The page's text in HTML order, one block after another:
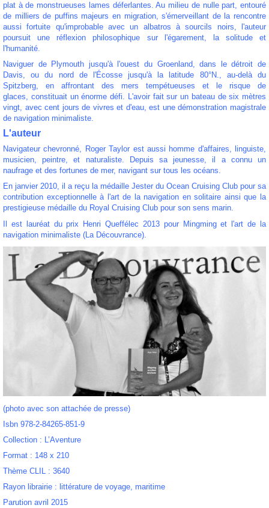
plat à de monstrueuses lames déferlantes. Au milieu de nulle part, entouré
de milliers de puffins majeurs en migration, s'émerveillant de la rencontre
aussi fortuite qu'improbable avec un albatros à sourcils noirs, l'auteur
poursuit une réflexion philosophique sur l'égarement, la solitude et
l'humanité.
Naviguer de Plymouth jusqu'à l'ouest du Groenland, dans le détroit de
Davis, ou du nord de l'Écosse jusqu'à la latitude 80°N., au-delà du
Spitzberg, en affrontant des mers tempétueuses et le risque de
glaces, constituait un énorme défi. L'avoir fait sur un bateau de six mètres
vingt, avec cent jours de vivres et d'eau, est une démonstration magistrale
de navigation minimaliste.
L'auteur
Navigateur chevronné, Roger Taylor est aussi homme d'affaires, linguiste,
musicien, peintre, et naturaliste. Depuis sa jeunesse, il a connu un
naufrage et des fortunes de mer, navigant sur tous les océans.
En janvier 2010, il a reçu la médaille Jester du Ocean Cruising Club pour sa
contribution exceptionnelle à l'art de la navigation en solitaire ainsi que la
prestigieuse médaille du Royal Cruising Club pour son sens marin.
Il est lauréat du prix Henri Queffélec 2013 pour Mingming et l'art de la
navigation minimaliste (La Découvrance).
(photo avec son attachée de presse)
Isbn 978-2-84265-851-9
Collection : L’Aventure
Format : 148 x 210
Thème CLIL : 3640
Rayon librairie : littérature de voyage, maritime
Parution avril 2015